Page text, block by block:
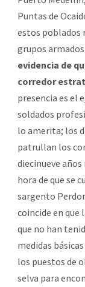
Puntas de
estos poblados
grupos
evidencia de
corredor
presencia es el
soldados
lo amerita; los
patrullan los
diecinueve
hora de que se
sargento
coincide en que
que no han
medidas
los puestos de
selva para